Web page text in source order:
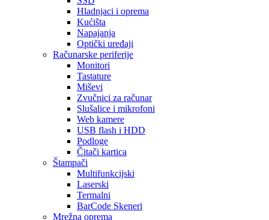
Hladnjaci i oprema
Kućišta
Napajanja
Optički uređaji
Računarske periferije
Monitori
Tastature
Miševi
Zvučnici za računar
Slušalice i mikrofoni
Web kamere
USB flash i HDD
Podloge
Čitači kartica
Štampači
Multifunkcijski
Laserski
Termalni
BarCode Skeneri
Mrežna oprema